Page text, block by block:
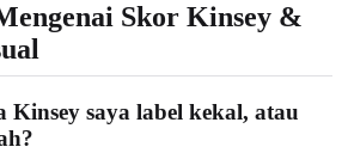
Skor Kinsey &
Kinsey saya label kekal, atau